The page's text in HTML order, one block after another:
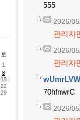
555
2026/
관리자
2026/
관리자
70hfnwrC
2026/
토
1
8
15
22
29